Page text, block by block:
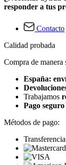
responder a tus
Contacto
Calidad probada
Compra de manera
España:
Trabajamos
Pago seguro
Métodos de pago: